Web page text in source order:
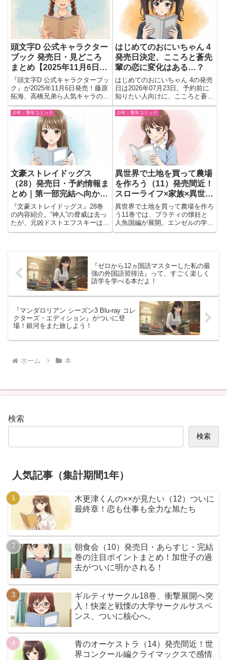
頭文字D 公式キャラクター
ブック 発売日・見どころ
まとめ【2025年11月6日発
売】
『頭文字D 公式キャラクターブッ
ク』が2025年11月6日発売！藤原
拓海、高橋兄弟ら人気キャラの設
定や裏話満載の完全保存版ファン
必携書。
はじめてのおにいちゃん 4
発売日決定、こころと蒼先
輩の恋に変化はある…？
はじめてのおにいちゃん 4の発売
日は2026年07月23日。予約前に
知りたい人向けに、こころと蒼先
輩の恋模様や前巻で描かれたWデ
ートの流れを整理。関係変化が気
になる続巻を紹介。
少年・青年コミック
文豪ストレイドッグス
（28）発売日・予約情報ま
とめ｜第一部完結へ向かう
重要巻
『文豪ストレイドッグス』28巻
の内容紹介。“神人”の脅威は去っ
たが、元凶ドストエフスキーは逃
亡を図る。壮大な戦いの末、つい
少年・青年コミック
異世界で土地を買って農場
を作ろう（11）発売間近！
スローライフ×家族×異世界
ライフがさらに加速する最
新巻🌱✨
異世界で土地を買って農場を作ろ
う11巻では、プラティの懐妊と
人魚国編が展開。エンゼルの学院
問題や新展開が描かれる人気シリ
『ゼロから12ヵ国語マスターした私の最
強の外国語習得法』って、すごく楽しく
語学を学べる本だよ！
『マンダロリアン シーズン3 Blu-ray コレ
クターズ・エディション』がついに登
場！銀河をまた旅しよう！
ホーム 本
検索
検索
人気記事（集計期間1年）
木更津くんの××が見たい（12）ついに
最終章！恋も仕事も全力な旭たち
朝食会（10）発売日・あらすじ・完結
巻の注目ポイントまとめ！加世子の過
去がついに明かされる！
ギルティサークル18巻、衝撃展開へ突
入！快楽と戦慄の大学サークルサスペ
ンス、ついに核心へ。
青のオーケストラ（14）発売間近！世
界コンクール編クライマックスで感情